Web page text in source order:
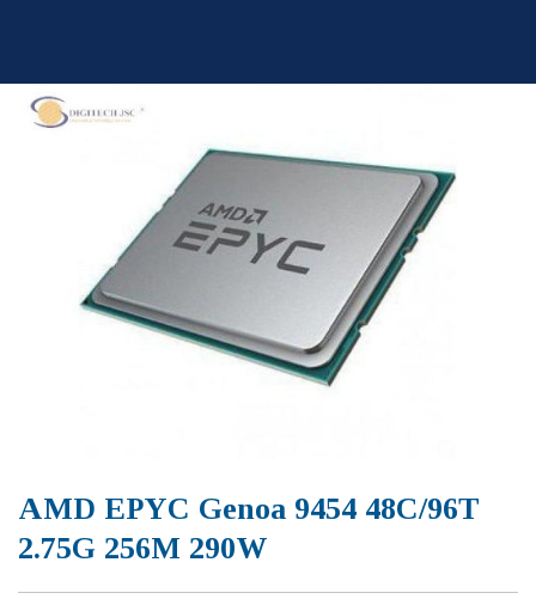
AMD EPYC Genoa 9454 48C/96T
2.75G 256M 290W